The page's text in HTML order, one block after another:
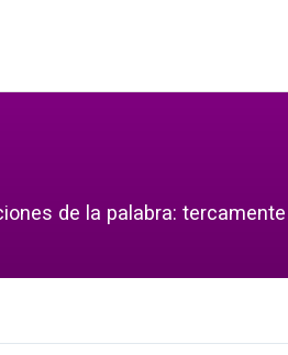
de la palabra: tercamente